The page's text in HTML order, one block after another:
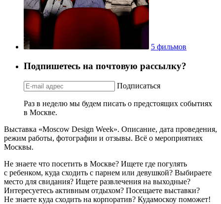
5 фильмов
Подпишетесь на почтовую рассылку?
Подписаться
Раз в неделю мы будем писать о предстоящих событиях
в Москве.
Выставка «Moscow Design Week». Описание, дата проведения,
режим работы, фотографии и отзывы. Всё о мероприятиях
Москвы.
Не знаете что посетить в Москве? Ищете где погулять
с ребенком, куда сходить с парнем или девушкой? Выбираете
место для свидания? Ищете развлечения на выходные?
Интересуетесь активным отдыхом? Посещаете выставки?
Не знаете куда сходить на корпоратив? Кудамоскоу поможет!